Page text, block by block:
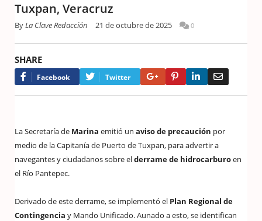
Tuxpan, Veracruz
ByLa Clave Redacción 21 de octubre de 2025 0
SHARE
Facebook Twitter Google+PinterestLinkedIn
La Secretaría de Marina emitió un aviso de precaución por
medio de la Capitanía de Puerto de Tuxpan, para advertir a
navegantes y ciudadanos sobre elderrame de hidrocarburoen
el Río Pantepec.
Derivado de este derrame, se implementó el Plan Regional de
Contingencia y Mando Unificado. Aunado a esto, se identifican